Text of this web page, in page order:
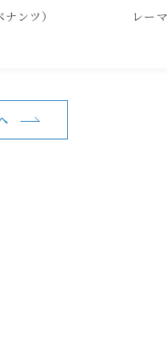
ンツ） レー